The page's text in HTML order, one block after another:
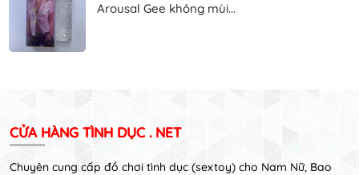
Arousal Gee không mùi...
CỬA HÀNG TÌNH DỤC . NET
Chuyên cung cấp đồ chơi tình dục (sextoy) cho Nam Nữ, Bao